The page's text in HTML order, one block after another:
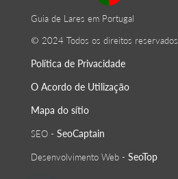
Guia de Lares em Portugal
© 2024 Todos os direitos reservados
Política de Privacidade
O Acordo de Utilização
Mapa do sítio
SEO - SeoСaptain
Desenvolvimento Web - SeoTop